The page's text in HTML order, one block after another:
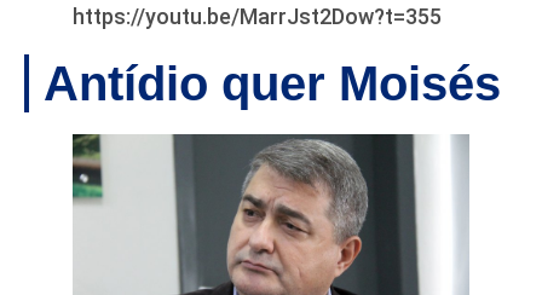
https://youtu.be/MarrJst2Dow?t=355
Antídio quer Moisés